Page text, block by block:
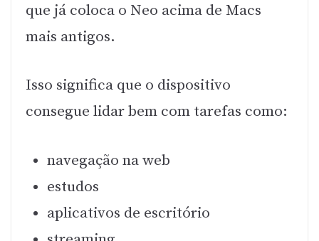
que já coloca o Neo acima de Macs
mais antigos.
Isso significa que o dispositivo
consegue lidar bem com tarefas como:
navegação na web
estudos
aplicativos de escritório